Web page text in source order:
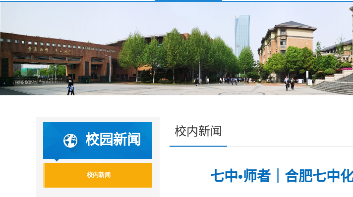
校园新闻
校内新闻
校内新闻
七中•师者｜合肥七中